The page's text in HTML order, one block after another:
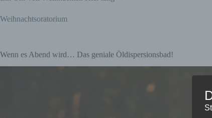
Weihnachtsoratorium
Wenn es Abend wird… Das geniale Öldispersionsbad!